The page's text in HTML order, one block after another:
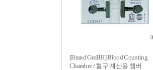
[Brand GmBH] Blood Counting
Chamber / 혈구 계산용 챔버